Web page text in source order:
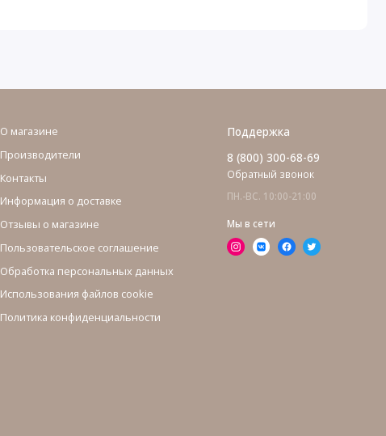
О магазине
Производители
Контакты
Информация о доставке
Отзывы о магазине
Пользовательское соглашение
Обработка персональных данных
Использования файлов cookie
Политика конфиденциальности
Поддержка
8 (800) 300-68-69
Обратный звонок
ПН.-ВС. 10:00-21:00
Мы в сети